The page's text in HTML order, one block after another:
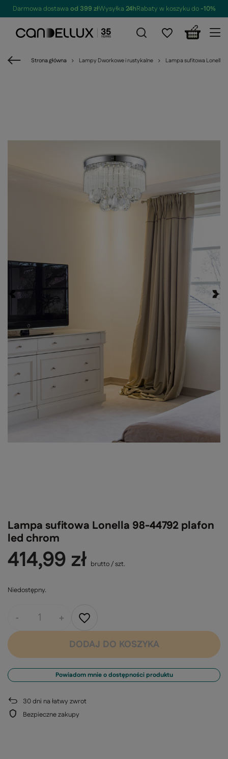
Darmowa dostawa od 399 złWysyłka 24hRabaty w koszyku do-10%
Strona główna Lampy Dworkowe i rustykalne Lampa sufitowa Lonella
Lampa sufitowa Lonella 98-44792 plafon
led chrom
Niedostępny
414,99 zł brutto/szt.
- +
DODAJ DO KOSZYKA
Powiadom mnie o dostępności produktu
30dni na łatwy zwrot
Bezpieczne zakupy